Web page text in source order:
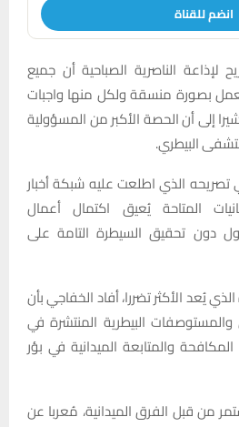
انضم للقناة
الناصرية الصباحية أن جميع
تعمل بصورة منسقة ولكل منها واجبات
إلى أن الحصة الأكبر من المسؤولية
البيطري.
الذي اطلعت عليه شبكة أخبار
المتاحة يُعيق اكتمال أعمال
دون تحقيق السيطرة التامة على
يُعد الأكثر تضررا، أفاد الخفاجي بأن
البيطرية المنتشرة في
والمتابعة الميدانية في بؤر
من قبل الفرق الميدانية، مُعربا عن